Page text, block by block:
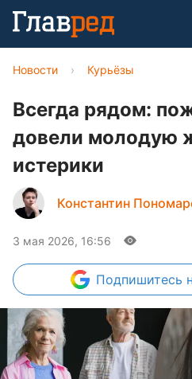
Новости › Курьёзы
Всегда рядом:
довели молодую
истерики
Константин
3 мая 2026, 16:56
Подпишитесь